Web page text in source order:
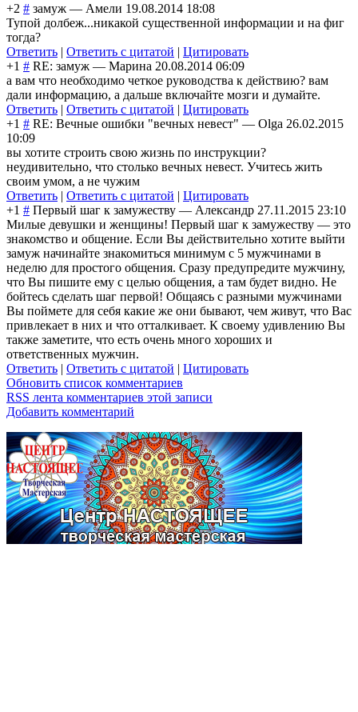
+2 # замуж — Амели 19.08.2014 18:08
Тупой долбеж...никакой существенной информации и на фиг
тогда?
Ответить | Ответить с цитатой | Цитировать
+1 # RE: замуж — Марина 20.08.2014 06:09
а вам что необходимо четкое руководства к действию? вам
дали информацию, а дальше включайте мозги и думайте.
Ответить | Ответить с цитатой | Цитировать
+1 # RE: Вечные ошибки "вечных невест" — Olga 26.02.2015
10:09
вы хотите строить свою жизнь по инструкции?
неудивительно, что столько вечных невест. Учитесь жить
своим умом, а не чужим
Ответить | Ответить с цитатой | Цитировать
+1 # Первый шаг к замужеству — Александр 27.11.2015 23:10
Милые девушки и женщины! Первый шаг к замужеству — это
знакомство и общение. Если Вы действительно хотите выйти
замуж начинайте знакомиться минимум с 5 мужчинами в
неделю для простого общения. Сразу предупредите мужчину,
что Вы пишите ему с целью общения, а там будет видно. Не
бойтесь сделать шаг первой! Общаясь с разными мужчинами
Вы поймете для себя какие же они бывают, чем живут, что Вас
привлекает в них и что отталкивает. К своему удивлению Вы
также заметите, что есть очень много хороших и
ответственных мужчин.
Ответить | Ответить с цитатой | Цитировать
Обновить список комментариев
RSS лента комментариев этой записи
Добавить комментарий